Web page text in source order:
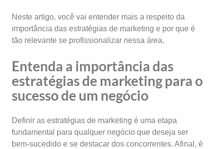
Neste artigo, você vai entender mais a respeito da
importância das estratégias de marketing e por que é
tão relevante se profissionalizar nessa área.
Entenda a importância das
estratégias de marketing para o
sucesso de um negócio
Definir as estratégias de marketing é uma etapa
fundamental para qualquer negócio que deseja ser
bem-sucedido e se destacar dos concorrentes. Afinal, é